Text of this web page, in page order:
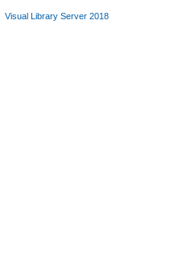
Visual Library Server 2018